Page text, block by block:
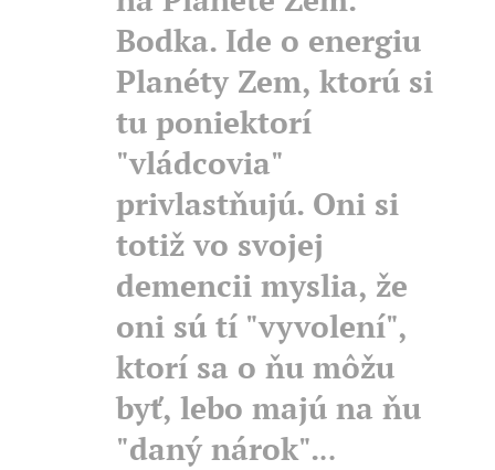
Bodka. Ide o energiu
Planéty Zem, ktorú si
tu poniektorí
"vládcovia"
privlastňujú. Oni si
totiž vo svojej
demencii myslia, že
oni sú tí "vyvolení",
ktorí sa o ňu môžu
byť, lebo majú na ňu
"daný nárok"...